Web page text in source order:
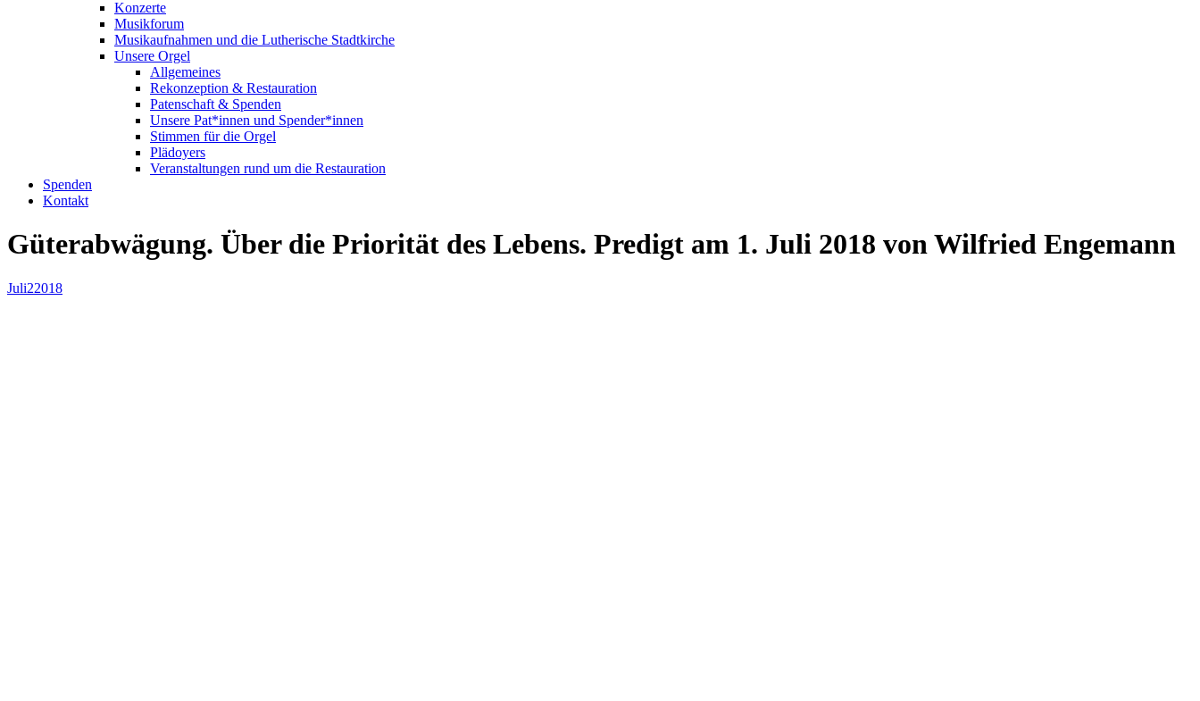
Konzerte
Musikforum
Musikaufnahmen und die Lutherische Stadtkirche
Unsere Orgel
Allgemeines
Rekonzeption & Restauration
Patenschaft & Spenden
Unsere Pat*innen und Spender*innen
Stimmen für die Orgel
Plädoyers
Veranstaltungen rund um die Restauration
Spenden
Kontakt
Güterabwägung. Über die Priorität des Lebens. Predigt am 1. Juli 2018 von Wilfried Engemann
Juli22018